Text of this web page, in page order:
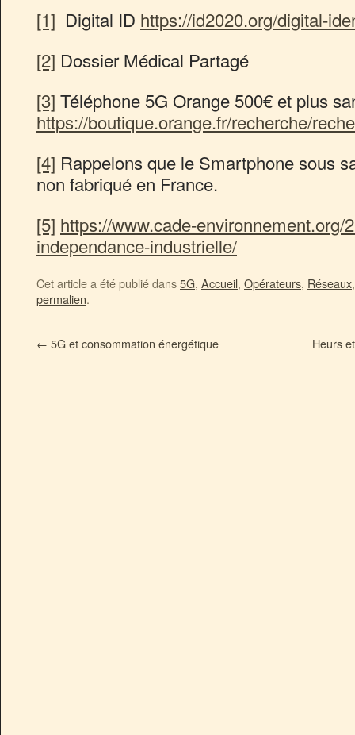
[1] Digital ID https://id2020.org/digital-
[2] Dossier Médical Partagé
[3] Téléphone 5G Orange 500€ et plus
https://boutique.orange.fr/recherche/
[4] Rappelons que le Smartphone sous
non fabriqué en France.
[5] https://www.cade-environnement.org/
independance-industrielle/
Cet article a été publié dans5G, Accueil, Opérateurs, Réseaux
permalien.
← 5G et consommation énergétique Heurs